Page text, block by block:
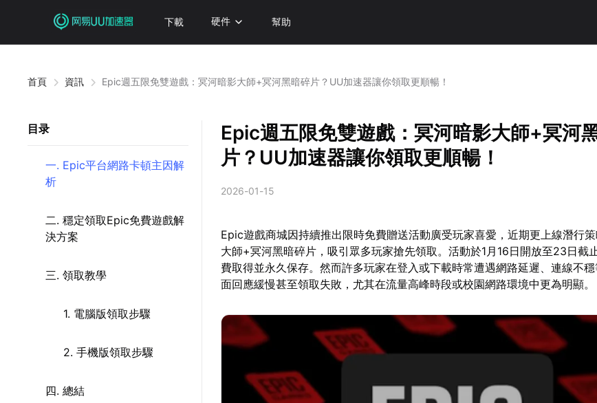
下載 硬件 幫助
首頁 資訊 Epic週五限免雙遊戲：冥河暗影大師+冥河黑暗碎片？UU加速器讓你領取更順暢！
目录
一. Epic平台網路卡頓主因解
析
二. 穩定領取Epic免費遊戲解
決方案
三. 領取教學
1. 電腦版領取步驟
2. 手機版領取步驟
四. 總結
Epic週五限免雙遊戲：冥河暗影大師+冥河
片？UU加速器讓你領取更順暢！
2026-01-15
Epic遊戲商城因持續推出限時免費贈送活動廣受玩家喜愛，近期更上線潛行
大師+冥河黑暗碎片，吸引眾多玩家搶先領取。活動於1月16日開放至23日截
費取得並永久保存。然而許多玩家在登入或下載時常遭遇網路延遲、連線不
面回應緩慢甚至領取失敗，尤其在流量高峰時段或校園網路環境中更為明顯。